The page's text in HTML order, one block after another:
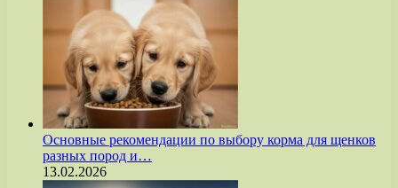
Основные рекомендации по выбору корма для щенков
разных пород и…
13.02.2026